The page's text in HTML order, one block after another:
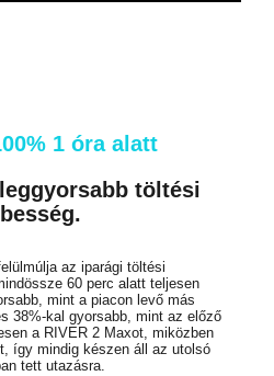
1 óra alatt
töltési
az iparági töltési
60 perc alatt teljesen
mint a piacon levő más
38%-kal gyorsabb, mint az előző
a RIVER 2 Maxot, miközben
így mindig készen áll az utolsó
tett utazásra.